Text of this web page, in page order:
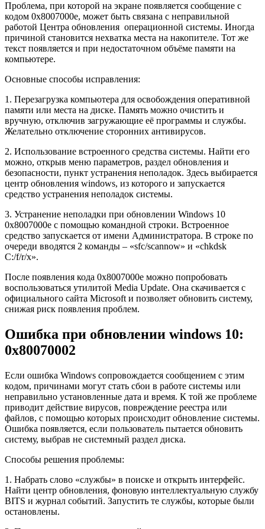
Проблема, при которой на экране появляется сообщение с
кодом 0x8007000e, может быть связана с неправильной
работой Центра обновления операционной системы. Иногда
причиной становится нехватка места на накопителе. Тот же
текст появляется и при недостаточном объёме памяти на
компьютере.
Основные способы исправления:
1. Перезагрузка компьютера для освобождения оперативной
памяти или места на диске. Память можно очистить и
вручную, отключив загружающие её программы и службы.
Желательно отключение сторонних антивирусов.
2. Использование встроенного средства системы. Найти его
можно, открыв меню параметров, раздел обновления и
безопасности, пункт устранения неполадок. Здесь выбирается
центр обновления windows, из которого и запускается
средство устранения неполадок системы.
3. Устранение неполадки при обновлении Windows 10
0x8007000e с помощью командной строки. Встроенное
средство запускается от имени Администратора. В строке по
очереди вводятся 2 команды – «sfc/scannow» и «chkdsk
C:/f/r/x».
После появления кода 0x8007000e можно попробовать
воспользоваться утилитой Media Update. Она скачивается с
официального сайта Microsoft и позволяет обновить систему,
снижая риск появления проблем.
Ошибка при обновлении windows 10:
0x80070002
Если ошибка Windows сопровождается сообщением с этим
кодом, причинами могут стать сбои в работе системы или
неправильно установленные дата и время. К той же проблеме
приводит действие вирусов, повреждение реестра или
файлов, с помощью которых происходит обновление системы.
Ошибка появляется, если пользователь пытается обновить
систему, выбрав не системный раздел диска.
Способы решения проблемы:
1. Набрать слово «службы» в поиске и открыть интерфейс.
Найти центр обновления, фоновую интеллектуальную службу
BITS и журнал событий. Запустить те службы, которые были
остановлены.